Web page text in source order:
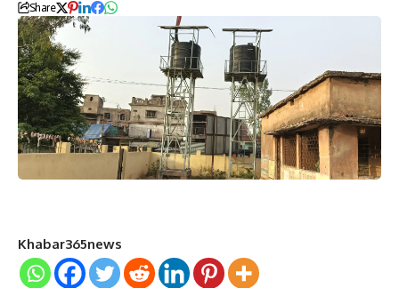
Share
Khabar365news